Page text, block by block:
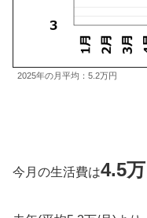
2025年の月平均：5.2万円
今月の生活費は4.5